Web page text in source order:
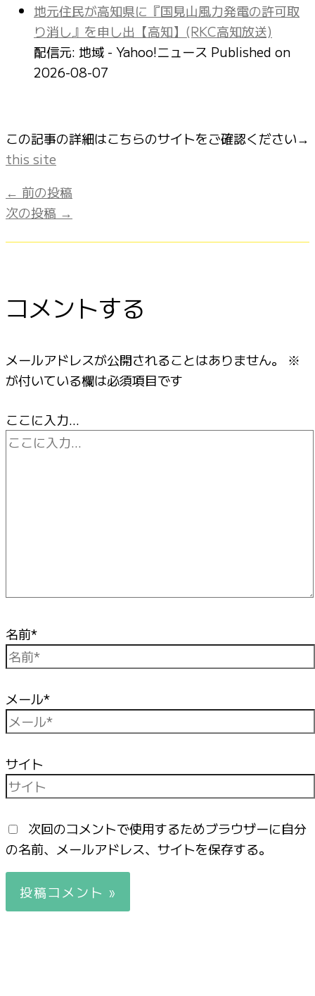
地元住民が高知県に『国見山風力発電の許可取
り消し』を申し出【高知】(RKC高知放送)
配信元: 地域 - Yahoo!ニュース Published on
2026-08-07
この記事の詳細はこちらのサイトをご確認ください→
this site
← 前の投稿
次の投稿 →
コメントする
メールアドレスが公開されることはありません。
※
が付いている欄は必須項目です
ここに入力…
名前*
メール*
サイト
次回のコメントで使用するためブラウザーに自分
の名前、メールアドレス、サイトを保存する。